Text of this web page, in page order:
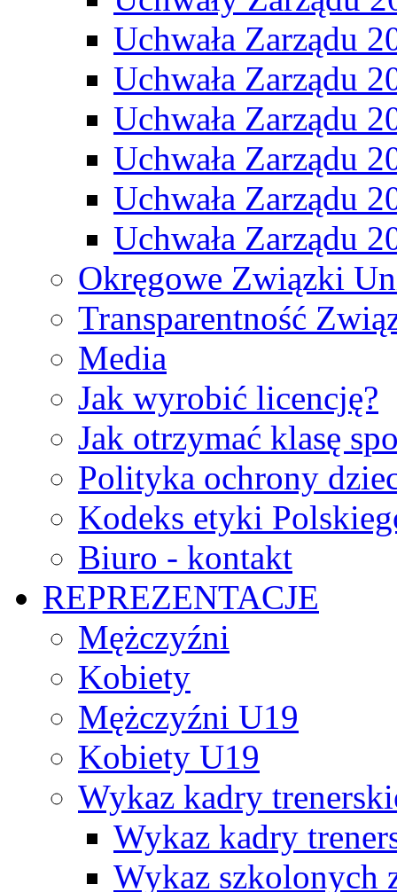
Uchwała Zarządu
Uchwała Zarządu
Uchwała Zarządu
Uchwała Zarządu
Uchwała Zarządu
Uchwała Zarządu
Okręgowe Związki
Transparentność
Media
Jak wyrobić licencję?
Jak otrzymać klasę
Polityka ochrony
Kodeks etyki
Biuro - kontakt
REPREZENTACJE
Mężczyźni
Kobiety
Mężczyźni U19
Kobiety U19
Wykaz kadry
Wykaz kadry
Wykaz szkolonych